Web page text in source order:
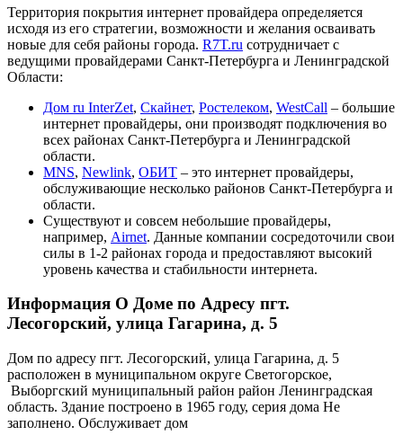
Территория покрытия интернет провайдера определяется
исходя из его стратегии, возможности и желания осваивать
новые для себя районы города. R7T.ru сотрудничает с
ведущими провайдерами Санкт-Петербурга и Ленинградской
Области:
Дом ru InterZet, Скайнет, Ростелеком, WestCall – большие
интернет провайдеры, они производят подключения во
всех районах Санкт-Петербурга и Ленинградской
области.
MNS, Newlink, ОБИТ – это интернет провайдеры,
обслуживающие несколько районов Санкт-Петербурга и
области.
Существуют и совсем небольшие провайдеры,
например, Airnet. Данные компании сосредоточили свои
силы в 1-2 районах города и предоставляют высокий
уровень качества и стабильности интернета.
Информация О Доме по Адресу пгт.
Лесогорский, улица Гагарина, д. 5
Дом по адресу пгт. Лесогорский, улица Гагарина, д. 5
расположен в муниципальном округе Светогорское,
Выборгский муниципальный район район Ленинградская
область. Здание построено в 1965 году, серия дома Не
заполнено. Обслуживает дом